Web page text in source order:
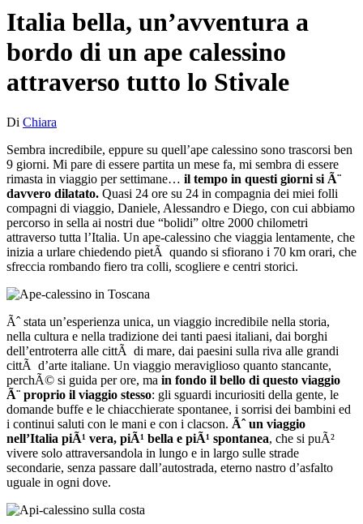
Italia bella, un’avventura a
bordo di un ape calessino
attraverso tutto lo Stivale
Di Chiara
Sembra incredibile, eppure su quell’ape calessino sono trascorsi ben
9 giorni. Mi pare di essere partita un mese fa, mi sembra di essere
rimasta in viaggio per settimane… il tempo in questi giorni si Ã¨
davvero dilatato. Quasi 24 ore su 24 in compagnia dei miei folli
compagni di viaggio, Daniele, Alessandro e Diego, con cui abbiamo
percorso in sella ai nostri due “bolidi” oltre 2000 chilometri
attraverso tutta l’Italia. Un ape-calessino che viaggia lentamente, che
inizia a urlare chiedendo pietÃ quando si sfiorano i 70 km orari, che
sfreccia rombando fiero tra colli, scogliere e centri storici.
Ãˆ stata un’esperienza unica, un viaggio incredibile nella storia,
nella cultura e nella tradizione dei tanti paesi italiani, dai borghi
dell’entroterra alle cittÃ di mare, dai paesini sulla riva alle grandi
cittÃ d’arte italiane. Un viaggio meraviglioso quanto stancante,
perchÃ© si guida per ore, ma in fondo il bello di questo viaggio
Ã¨ proprio il viaggio stesso: gli sguardi incuriositi della gente, le
domande buffe e le chiacchierate spontanee, i sorrisi dei bambini ed
i continui saluti con le mani e con i clacson. Ãˆ un viaggio
nell’Italia piÃ¹ vera, piÃ¹ bella e piÃ¹ spontanea, che si puÃ²
vivere solo attraversandola in lungo e in largo sulle strade
secondarie, senza passare dall’autostrada, eterno nastro d’asfalto
uguale in ogni dove.